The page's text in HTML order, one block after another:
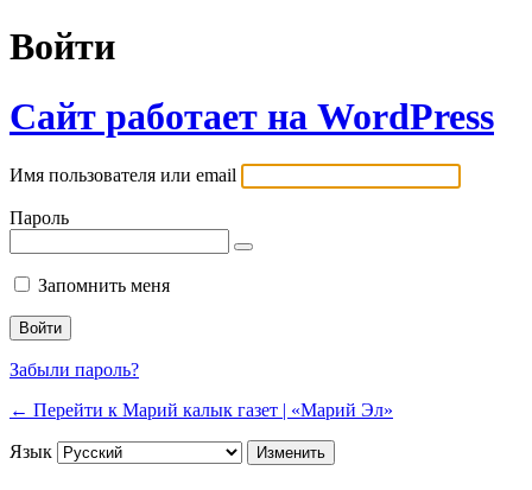
Войти
Сайт работает на WordPress
Имя пользователя или email
Пароль
Запомнить меня
Забыли пароль?
← Перейти к Марий калык газет | «Марий Эл»
Язык